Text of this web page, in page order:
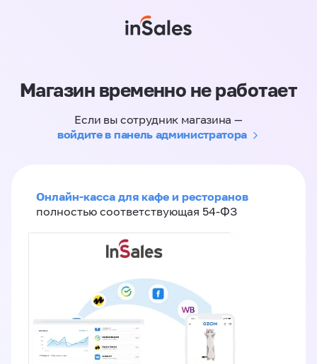
Магазин временно не работает
Если вы сотрудник магазина —
войдите в панель администратора
Онлайн-касса для кафе и ресторанов
полностью соответствующая 54-ФЗ